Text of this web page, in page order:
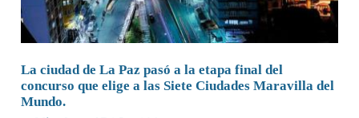
La ciudad de La Paz pasó a la etapa final del
concurso que elige a las Siete Ciudades Maravilla del
Mundo.